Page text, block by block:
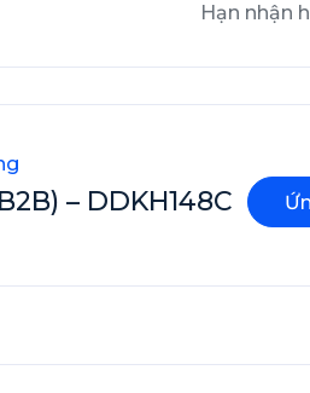
Hạn nhận
– DDKH148C